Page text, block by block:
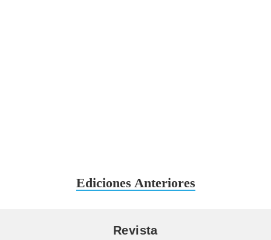
Ediciones Anteriores
Revista